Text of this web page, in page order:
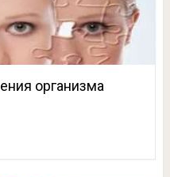
организма